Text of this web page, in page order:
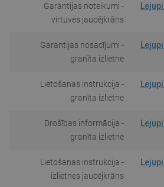
Garantijas noteikumi -
virtuves jaucējkrāns
Garantijas nosacījumi -
granīta izlietne
Lietošanas instrukcija -
granīta izlietne
Drošības informācija -
granīta izlietne
Lietošanas instrukcija -
izlietnes jaucējkrāns